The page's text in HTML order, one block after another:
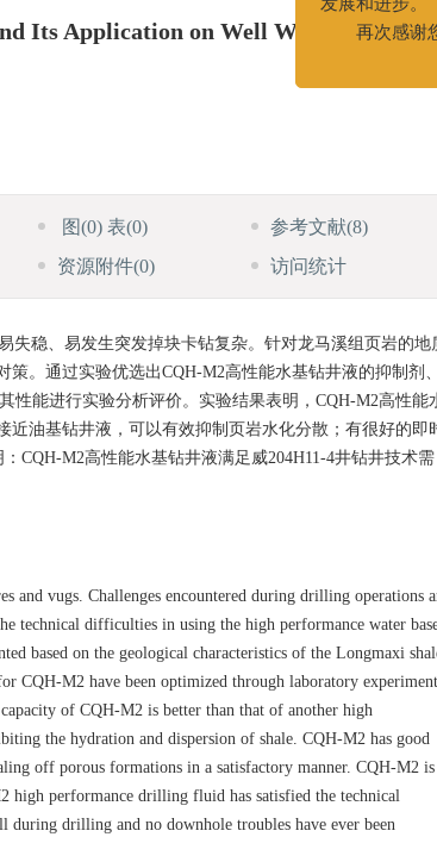
Its Application on Well Wei204H11-4
图(0) 表(0) 参考文献(8)
资源附件(0) 访问统计
失稳、易发生突发掉块卡钻复杂。针对龙马溪组页岩的地
。通过实验优选出CQH-M2高性能水基钻井液的抑制剂
性能进行实验分析评价。实验结果表明，CQH-M2高性能
油基钻井液，可以有效抑制页岩水化分散；有很好的即
CQH-M2高性能水基钻井液满足威204H11-4井钻井技术需
vugs. Challenges encountered during drilling operations
technical difficulties in using the high performance water
based on the geological characteristics of the Longmaxi
CQH-M2 have been optimized through laboratory
of CQH-M2 is better than that of another high
the hydration and dispersion of shale. CQH-M2 has good
off porous formations in a satisfactory manner. CQH-M2 is
high performance drilling fluid has satisfied the technical
drilling and no downhole troubles have ever been
继续支持
发展和进